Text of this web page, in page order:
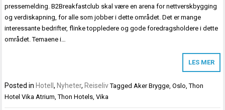
pressemelding. B2Breakfastclub skal være en arena for nettverskbygging
og verdiskapning, for alle som jobber i dette området. Det er mange
interessante bedrifter, flinke toppledere og gode foredragsholdere i dette
området. Temaene i…
LES MER
Posted in Hotell, Nyheter, Reiseliv TaggedAker Brygge,Oslo,Thon
Hotel Vika Atrium,Thon Hotels,Vika